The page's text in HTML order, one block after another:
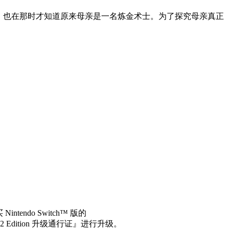
在那时才知道原来母亲是一名炼金术士。为了探究母亲真正
Nintendo Switch™ 版的
Edition 升级通行证』进行升级。